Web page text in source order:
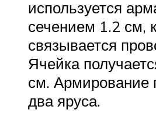
используется
сечением 1.2 см,
связывается
Ячейка
см. Армирование
два яруса.